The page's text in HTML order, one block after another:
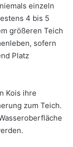
einzeln
4 bis 5
größeren Teich
sofern
Platz
Kois ihre
zum Teich.